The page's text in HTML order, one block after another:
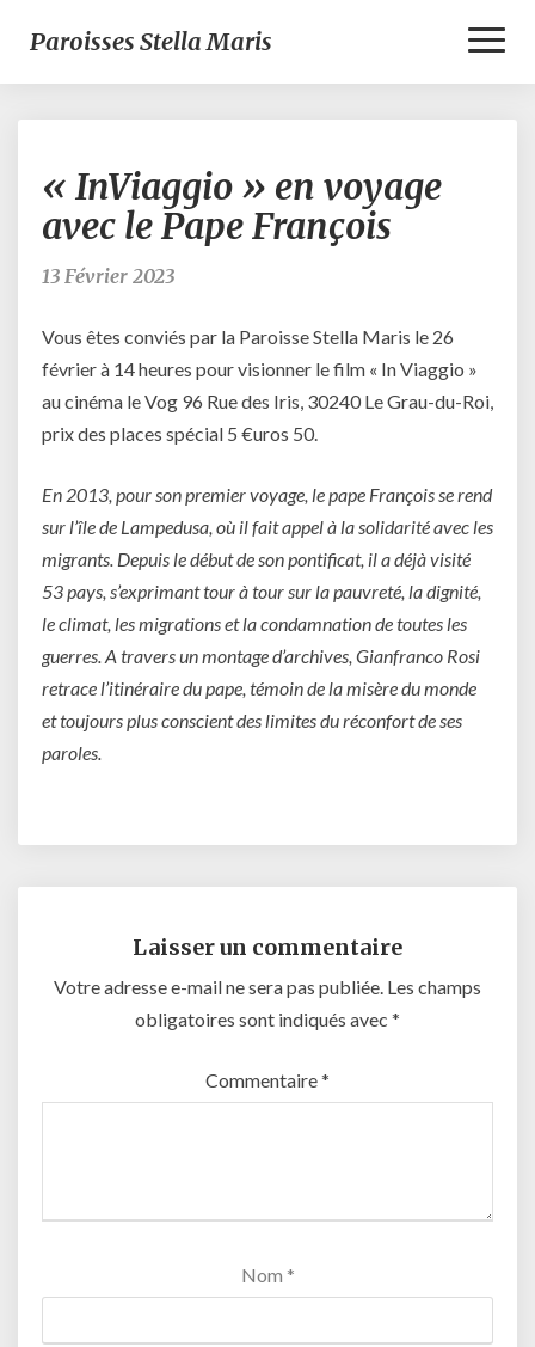
Paroisses Stella Maris
en
voyage
avec
« InViaggio » en voyage
avec le Pape François
13 Février 2023
Vous êtes conviés par la Paroisse Stella Maris le 26
février à 14 heures pour visionner le film « In Viaggio »
au cinéma le Vog 96 Rue des Iris, 30240 Le Grau-du-Roi,
prix des places spécial 5 €uros 50.
En 2013, pour son premier voyage, le pape François se rend
sur l’île de Lampedusa, où il fait appel à la solidarité avec les
migrants. Depuis le début de son pontificat, il a déjà visité
53 pays, s’exprimant tour à tour sur la pauvreté, la dignité,
le climat, les migrations et la condamnation de toutes les
guerres. A travers un montage d’archives, Gianfranco Rosi
retrace l’itinéraire du pape, témoin de la misère du monde
et toujours plus conscient des limites du réconfort de ses
paroles.
Laisser un commentaire
Votre adresse e-mail ne sera pas publiée. Les champs
obligatoires sont indiqués avec *
Commentaire*
Nom *